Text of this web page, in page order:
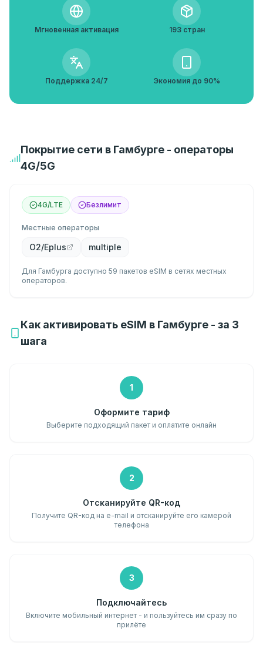
Мгновенная активация 193 стран
Поддержка 24/7 Экономия до 90%
Покрытие сети в Гамбурге - операторы
4G/5G
4G/LTE Безлимит
Местные операторы
O2/Eplus multiple
Для Гамбурга доступно 59 пакетов eSIM в сетях местных
операторов.
Как активировать eSIM в Гамбурге - за 3
шага
1
Оформите тариф
Выберите подходящий пакет и оплатите онлайн
2
Отсканируйте QR-код
Получите QR-код на e-mail и отсканируйте его камерой
телефона
3
Подключайтесь
Включите мобильный интернет - и пользуйтесь им сразу по
прилёте